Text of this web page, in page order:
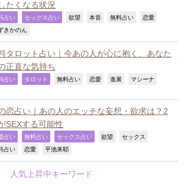
たくなる状況
占い セックス占い 欲望 本音 無料占い 恋愛
きかのん
タロット占い｜今あの人が心に抱く、あなた
正直な気持ち
占い タロット 無料占い 恋愛 進展 マシーナ
恋占い｜あの人のエッチな妄想・欲求は？2
SEXする可能性
占い 無料占い セックス占い 欲望 セックス
占い 恋愛 平池来耶
人気上昇中キーワード